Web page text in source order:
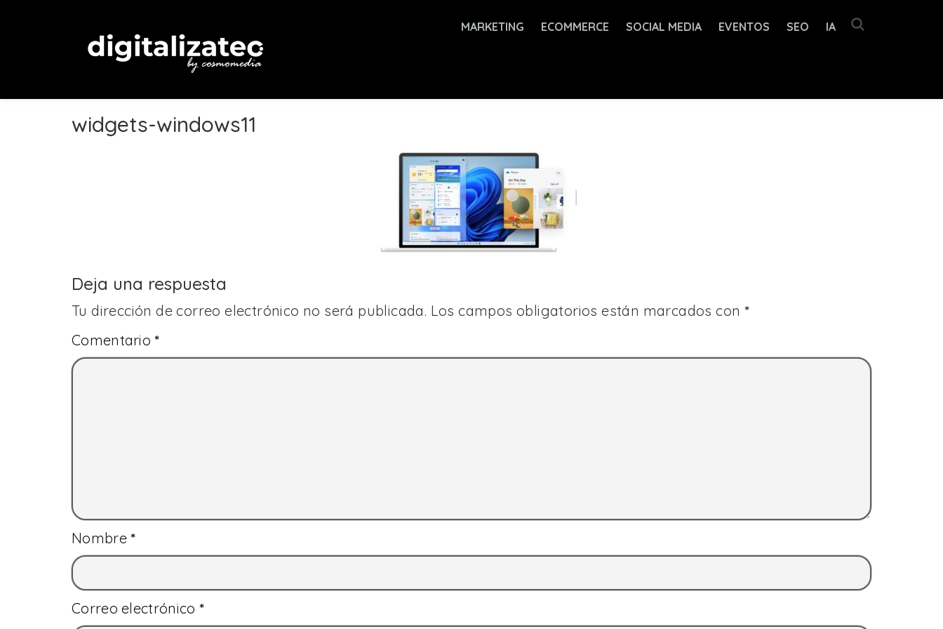
MARKETING ECOMMERCE SOCIAL MEDIA EVENTOS SEO IA
widgets-windows11
Deja una respuesta
Tu dirección de correo electrónico no será publicada. Los campos obligatorios están marcados con *
Comentario*
Nombre*
Correo electrónico *